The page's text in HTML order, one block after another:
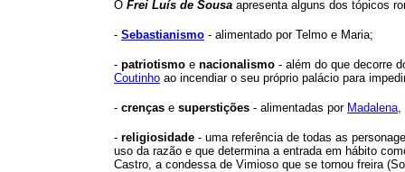
O Frei Luís de Sousa apresenta alguns dos tópicos
- Sebastianismo - alimentado por Telmo e Maria;
- patriotismo e nacionalismo - além do que decorre
Coutinho ao incendiar o seu próprio palácio para
- crenças e superstições - alimentadas por Madalena,
- religiosidade - uma referência de todas as
uso da razão e que determina a entrada em hábito
Castro, a condessa de Vimioso que se tornou freira